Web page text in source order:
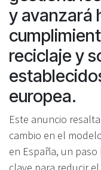
y avanzará
reciclaje y
europea.
Este anuncio
cambio en el
en España, un